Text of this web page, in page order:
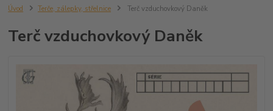
Úvod Terče, zálepky, střelnice Terč vzduchovkový Daněk
Terč vzduchovkový Daněk